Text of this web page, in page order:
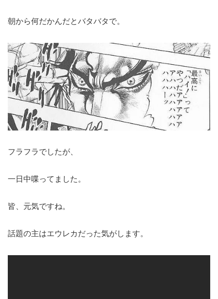
朝から何だかんだとバタバタで。
フラフラでしたが、
一日中喋ってました。
皆、元気ですね。
話題の主はエウレカだった気がします。